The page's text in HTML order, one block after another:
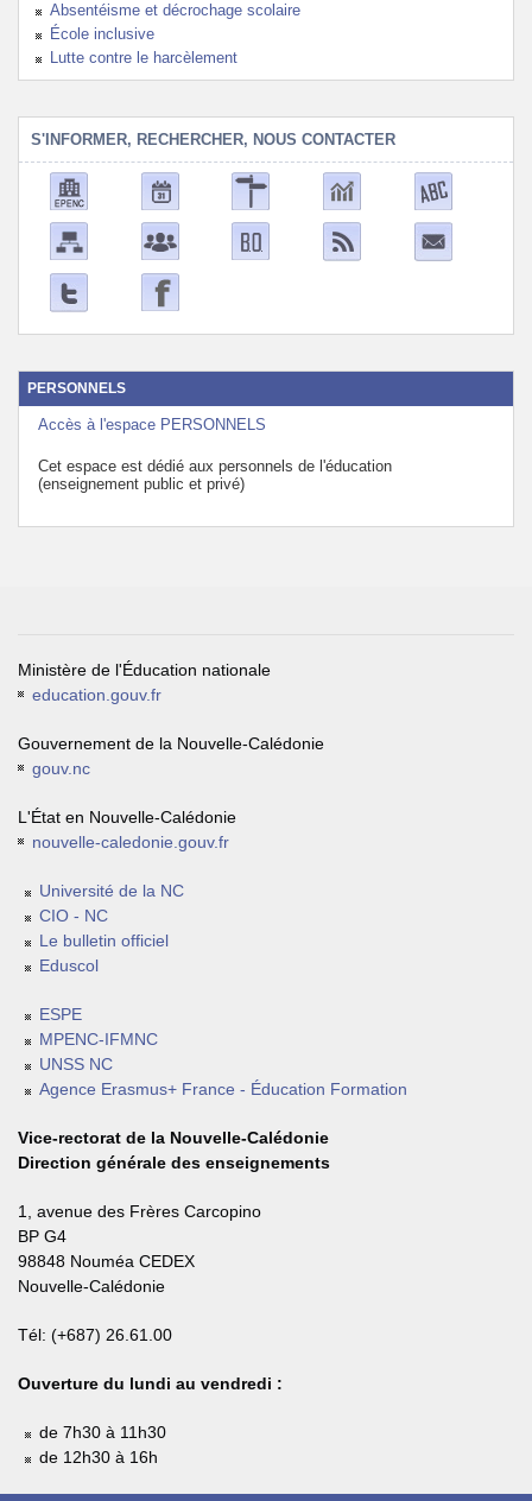
Absentéisme et décrochage scolaire
École inclusive
Lutte contre le harcèlement
S'INFORMER, RECHERCHER, NOUS CONTACTER
PERSONNELS
Accès à l'espace PERSONNELS
Cet espace est dédié aux personnels de l'éducation
(enseignement public et privé)
Ministère de l'Éducation nationale
education.gouv.fr
Gouvernement de la Nouvelle-Calédonie
gouv.nc
L'État en Nouvelle-Calédonie
nouvelle-caledonie.gouv.fr
Université de la NC
CIO - NC
Le bulletin officiel
Eduscol
ESPE
MPENC-IFMNC
UNSS NC
Agence Erasmus+ France - Éducation Formation
Vice-rectorat de la Nouvelle-Calédonie
Direction générale des enseignements
1, avenue des Frères Carcopino
BP G4
98848 Nouméa CEDEX
Nouvelle-Calédonie
Tél: (+687) 26.61.00
Ouverture du lundi au vendredi :
de 7h30 à 11h30
de 12h30 à 16h